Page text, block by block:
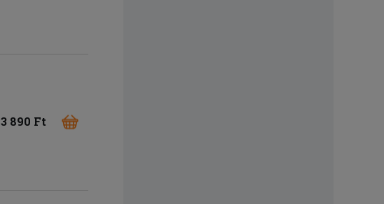
3 890 Ft